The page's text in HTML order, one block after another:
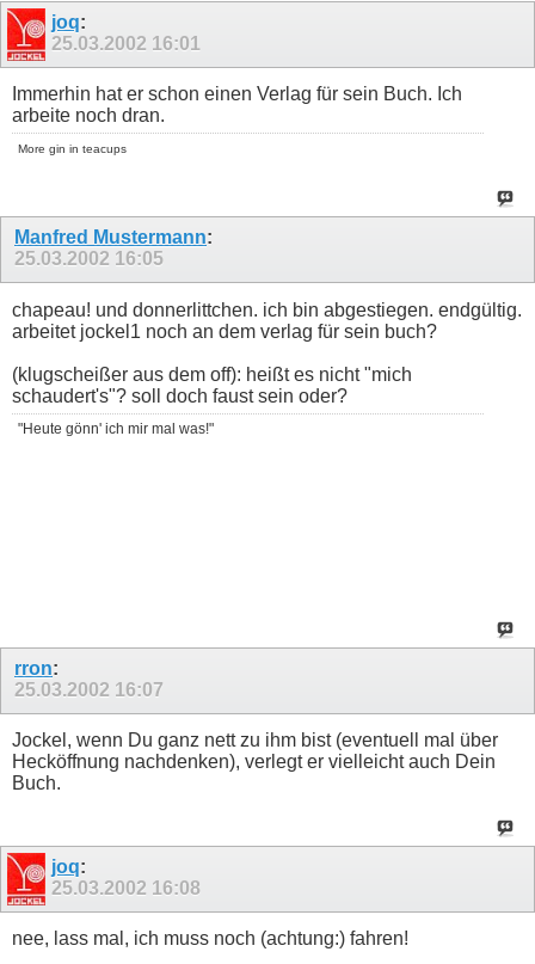
joq:
25.03.2002 16:01
Immerhin hat er schon einen Verlag für sein Buch. Ich
arbeite noch dran.
More gin in teacups
Manfred Mustermann:
25.03.2002 16:05
chapeau! und donnerlittchen. ich bin abgestiegen. endgültig.
arbeitet jockel1 noch an dem verlag für sein buch?
(klugscheißer aus dem off): heißt es nicht "mich
schaudert's"? soll doch faust sein oder?
"Heute gönn' ich mir mal was!"
rron:
25.03.2002 16:07
Jockel, wenn Du ganz nett zu ihm bist (eventuell mal über
Hecköffnung nachdenken), verlegt er vielleicht auch Dein
Buch.
joq:
25.03.2002 16:08
nee, lass mal, ich muss noch (achtung:) fahren!